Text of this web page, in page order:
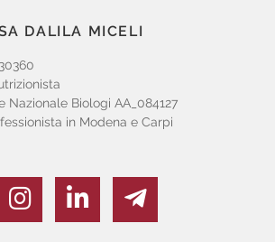
DALILA MICELI
Nazionale Biologi AA_084127
in Modena e Carpi